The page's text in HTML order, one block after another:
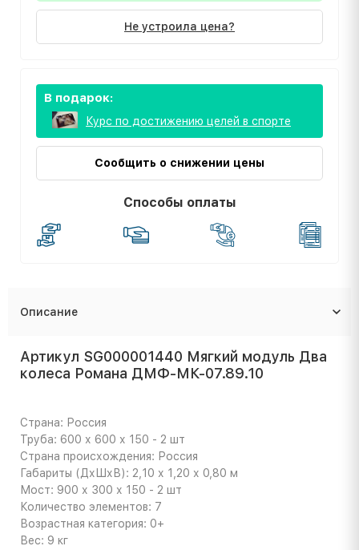
Не устроила цена?
В подарок:
Курс по достижению целей в спорте
Сообщить о снижении цены
Способы оплаты
Описание
Артикул SG000001440 Мягкий модуль Два
колеса Романа ДМФ-МК-07.89.10
Страна: Россия
Труба: 600 х 600 х 150 - 2 шт
Страна происхождения: Россия
Габариты (ДхШхВ): 2,10 х 1,20 х 0,80 м
Мост: 900 х 300 х 150 - 2 шт
Количество элементов: 7
Возрастная категория: 0+
Вес: 9 кг